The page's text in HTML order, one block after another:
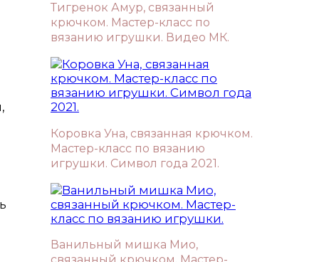
Тигренок Амур, связанный
крючком. Мастер-класс по
вязанию игрушки. Видео МК.
Коровка Уна, связанная крючком.
Мастер-класс по вязанию
игрушки. Символ года 2021.
Ванильный мишка Мио,